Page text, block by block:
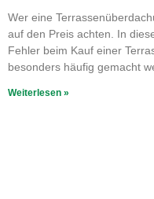
Wer eine
auf den Preis achten. In
Fehler beim Kauf einer
besonders häufig gemacht
Weiterlesen »